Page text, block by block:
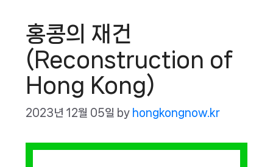
홍콩의 재건
(Reconstruction of
Hong Kong)
2023년 12월 05일 by hongkongnow.kr